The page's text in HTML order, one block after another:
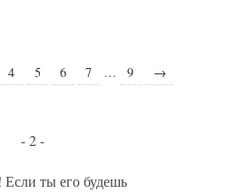
4 5 6 7 … 9 →
- 2 -
ты его будешь